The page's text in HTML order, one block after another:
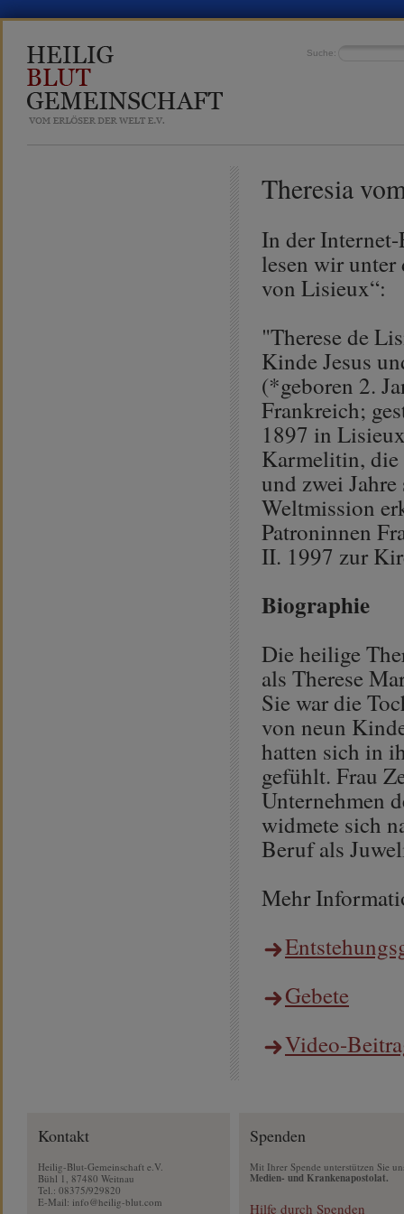
Suche:
Theresia
In der
lesen wir unter
von Lisieux“:
"Therese de
Kinde Jesus
(*geboren 2.
Frankreich;
1897 in
Karmelitin, die
und zwei
Weltmission
Patroninnen
II. 1997 zur
Biographie
Die heilige
als Therese
Sie war die
von neun
hatten sich in
gefühlt. Frau
Unternehmen
widmete sich
Beruf als
Mehr
Gebete
Video-
Kontakt
Heilig-Blut-Gemeinschaft e.V.
Bühl 1, 87480 Weitnau
Tel.: 08375/929820
E-Mail: info@heilig-blut.com
Spenden
Mit Ihrer Spende unterstützen Sie
Medien- und Krankenapostolat.
Hilfe durch Spenden